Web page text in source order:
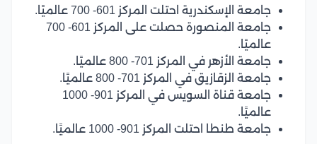
جامعة الإسكندرية احتلت المركز 601- 700 عالميًا.
جامعة المنصورة حصلت على المركز 601- 700
عالميًا.
جامعة الأزهر في المركز 701- 800 عالميًا.
جامعة الزقازيق في المركز 701- 800 عالميًا.
جامعة قناة السويس في المركز 901- 1000
عالميًا.
جامعة طنطا احتلت المركز 901- 1000 عالميًا.